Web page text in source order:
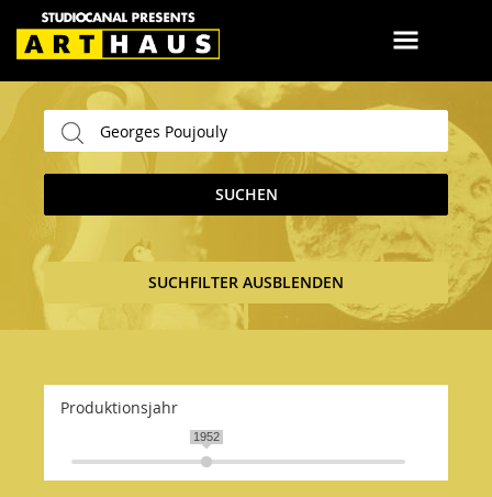
SUCHEN
SUCHFILTER AUSBLENDEN
Produktionsjahr
1952
1952